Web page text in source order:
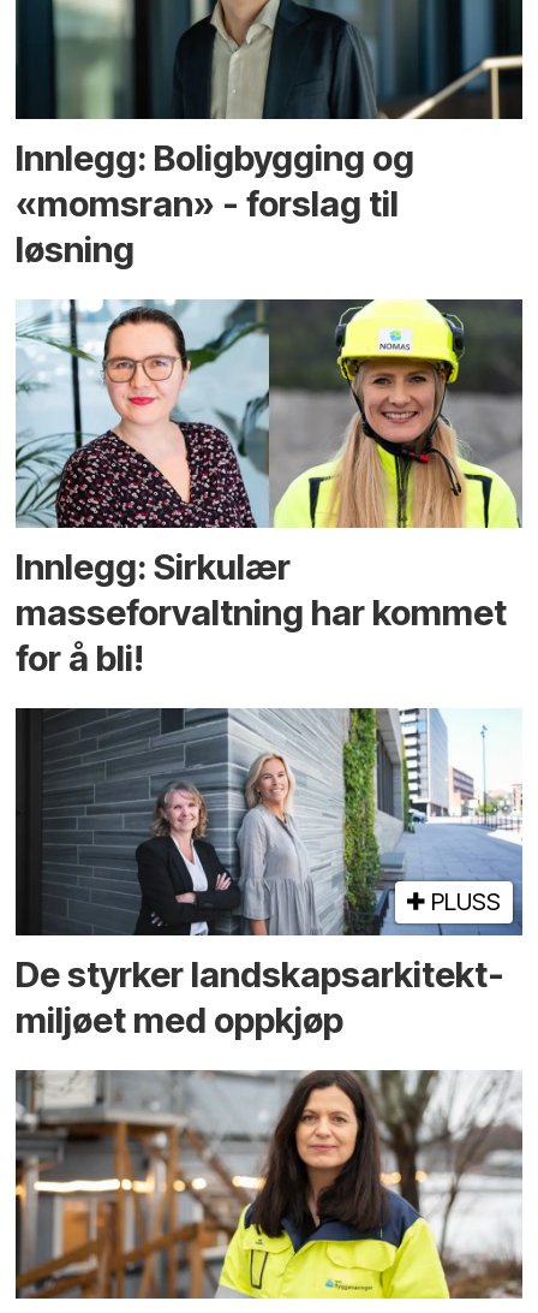
Innlegg: Boligbygging og
«momsran» - forslag til
løsning
Innlegg: Sirkulær
masseforvaltning har kommet
for å bli!
PLUSS
De styrker landskaps­arkitekt­
miljøet med oppkjøp